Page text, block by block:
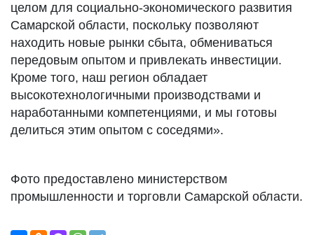
целом для социально-экономического развития
Самарской области, поскольку позволяют
находить новые рынки сбыта, обмениваться
передовым опытом и привлекать инвестиции.
Кроме того, наш регион обладает
высокотехнологичными производствами и
наработанными компетенциями, и мы готовы
делиться этим опытом с соседями».
Фото предоставлено министерством
промышленности и торговли Самарской области.